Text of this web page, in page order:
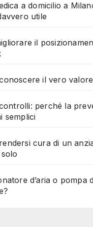
a domicilio a
utile
il
il vero
perché la
semplici
cura di un
d’aria o pompa